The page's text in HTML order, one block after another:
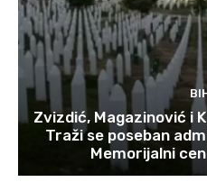
Zvizdić, Magazinović i
Traži se poseban
Memorijalni